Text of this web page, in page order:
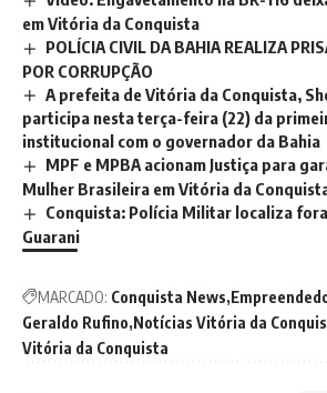
em Vitória da Conquista
POLÍCIA CIVIL DA BAHIA REALIZA
POR CORRUPÇÃO
A prefeita de Vitória da Conquista,
participa nesta terça-feira (22) da
institucional com o governador da Bahia
MPF e MPBA acionam Justiça para
Mulher Brasileira em Vitória da
Conquista: Polícia Militar localiza
Guarani
MARCADO: Conquista News
Geraldo Rufino Notícias Vitória da
Vitória da Conquista